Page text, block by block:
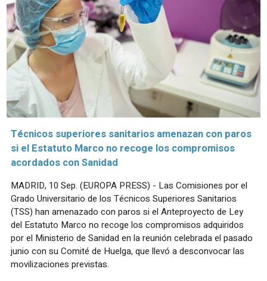
Técnicos superiores sanitarios amenazan con paros
si el Estatuto Marco no recoge los compromisos
acordados con Sanidad
MADRID, 10 Sep. (EUROPA PRESS) - Las Comisiones por el
Grado Universitario de los Técnicos Superiores Sanitarios
(TSS) han amenazado con paros si el Anteproyecto de Ley
del Estatuto Marco no recoge los compromisos adquiridos
por el Ministerio de Sanidad en la reunión celebrada el pasado
junio con su Comité de Huelga, que llevó a desconvocar las
movilizaciones previstas.